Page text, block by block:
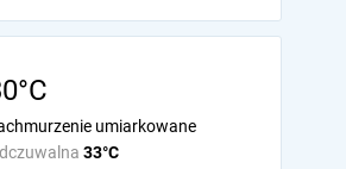
33°C
umiarkowane